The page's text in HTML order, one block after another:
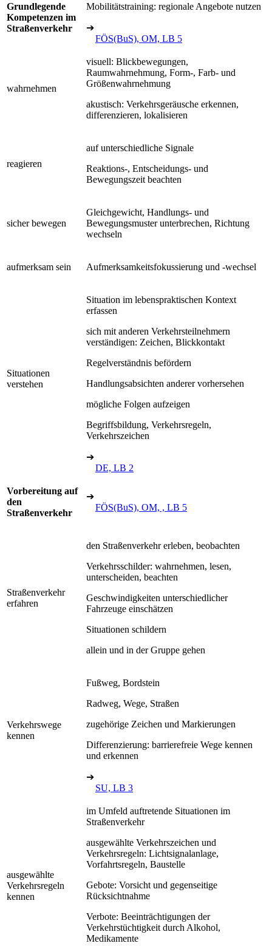
Grundlegende
Kompetenzen im
Straßenverkehr
Mobilitätstraining: regionale Angebote nutzen
➔
FÖS(BuS), OM, LB 5
wahrnehmen
visuell: Blickbewegungen,
Raumwahrnehmung, Form-, Farb- und
Größenwahrnehmung
akustisch: Verkehrsgeräusche erkennen,
differenzieren, lokalisieren
reagieren
auf unterschiedliche Signale
Reaktions-, Entscheidungs- und
Bewegungszeit beachten
sicher bewegen
Gleichgewicht, Handlungs- und
Bewegungsmuster unterbrechen, Richtung
wechseln
aufmerksam sein Aufmerksamkeitsfokussierung und -wechsel
Situationen
verstehen
Situation im lebenspraktischen Kontext
erfassen
sich mit anderen Verkehrsteilnehmern
verständigen: Zeichen, Blickkontakt
Regelverständnis befördern
Handlungsabsichten anderer vorhersehen
mögliche Folgen aufzeigen
Begriffsbildung, Verkehrsregeln,
Verkehrszeichen
➔
DE, LB 2
Vorbereitung auf
den
Straßenverkehr
➔
FÖS(BuS), OM, , LB 5
Straßenverkehr
erfahren
den Straßenverkehr erleben, beobachten
Verkehrsschilder: wahrnehmen, lesen,
unterscheiden, beachten
Geschwindigkeiten unterschiedlicher
Fahrzeuge einschätzen
Situationen schildern
allein und in der Gruppe gehen
Verkehrswege
kennen
Fußweg, Bordstein
Radweg, Wege, Straßen
zugehörige Zeichen und Markierungen
Differenzierung: barrierefreie Wege kennen
und erkennen
➔
SU, LB 3
ausgewählte
Verkehrsregeln
kennen
im Umfeld auftretende Situationen im
Straßenverkehr
ausgewählte Verkehrszeichen und
Verkehrsregeln: Lichtsignalanlage,
Vorfahrtsregeln, Baustelle
Gebote: Vorsicht und gegenseitige
Rücksichtnahme
Verbote: Beeinträchtigungen der
Verkehrstüchtigkeit durch Alkohol,
Medikamente